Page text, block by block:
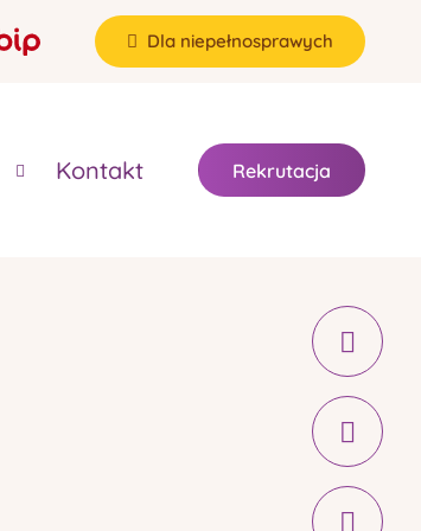
Dla niepełnosprawych
Kontakt Rekrutacja